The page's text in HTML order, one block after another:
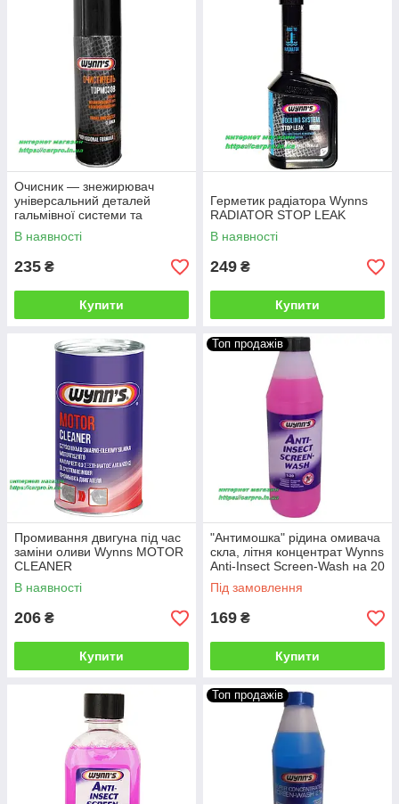
Очисник — знежирювач
універсальний деталей
гальмівної системи та
зчеплення Wynns Brake and
Clutch Cleaner
В наявності
235 ₴
Купити
Герметик радіатора Wynns
RADIATOR STOP LEAK
В наявності
249 ₴
Купити
Промивання двигуна під час
заміни оливи Wynns MOTOR
CLEANER
В наявності
206 ₴
Купити
Топ продажів
"Антимошка" рідина омивача
скла, літня концентрат Wynns
Anti-Insect Screen-Wash на 20
л.
Під замовлення
169 ₴
Купити
Топ продажів